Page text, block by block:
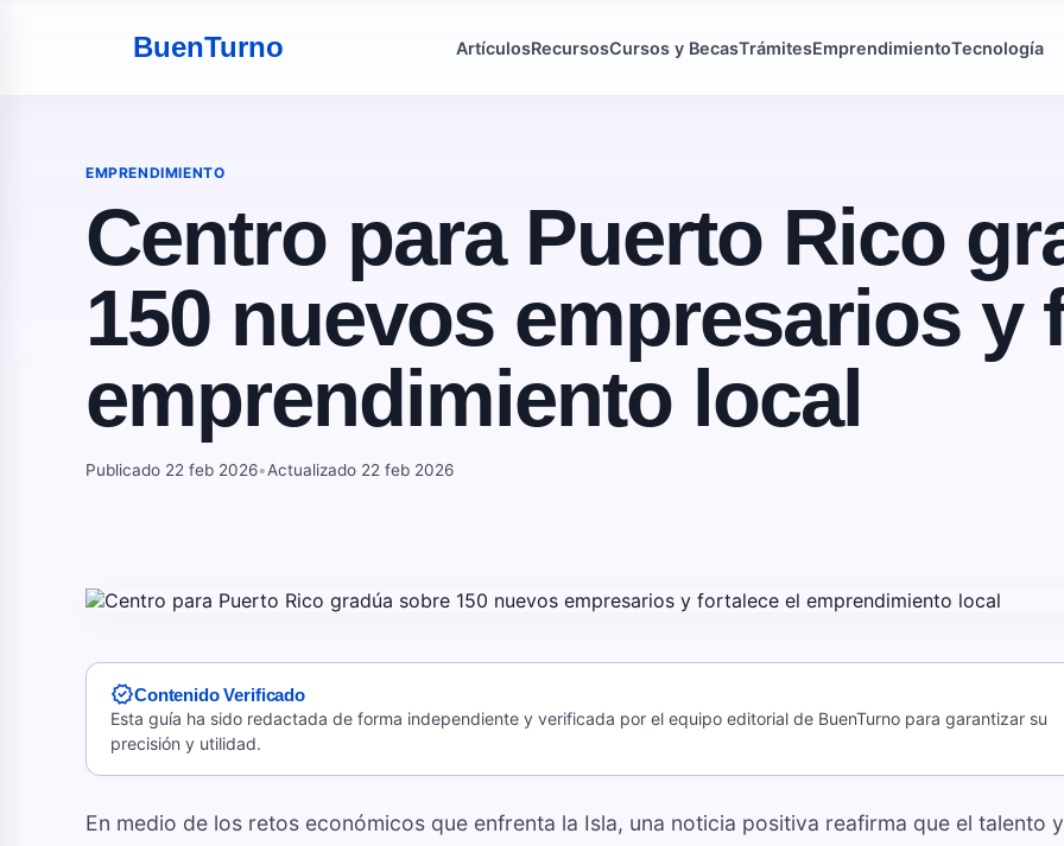
BuenTurno ArtículosRecursosCursos y BecasTrámitesEmprendimientoTecnología
EMPRENDIMIENTO
Centro para Puerto Rico
150 nuevos empresarios y
emprendimiento local
Publicado 22 feb 2026•Actualizado 22 feb 2026
verifiedContenido Verificado
Esta guía ha sido redactada de forma independiente y verificada por el equipo editorial de BuenTurno para garantizar su
precisión y utilidad.
En medio de los retos económicos que enfrenta la Isla, una noticia positiva reafirma que el talento